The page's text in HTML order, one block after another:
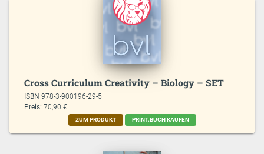
Cross Curriculum Creativity – Biology – SET
ISBN978-3-900196-29-5
Preis: 70,90 €
ZUM PRODUKT PRINT.BUCH KAUFEN